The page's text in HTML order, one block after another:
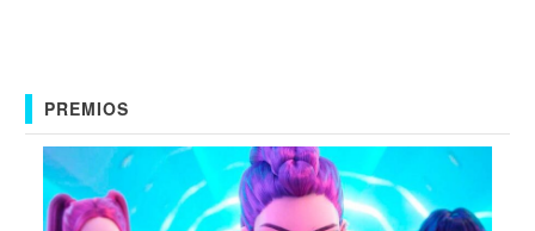
PREMIOS